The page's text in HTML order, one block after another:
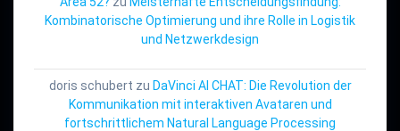
Kombinatorische Optimierung und ihre Rolle in Logistik
und Netzwerkdesign
doris schubert zu DaVinci AI CHAT: Die Revolution der
Kommunikation mit interaktiven Avataren und
fortschrittlichem Natural Language Processing